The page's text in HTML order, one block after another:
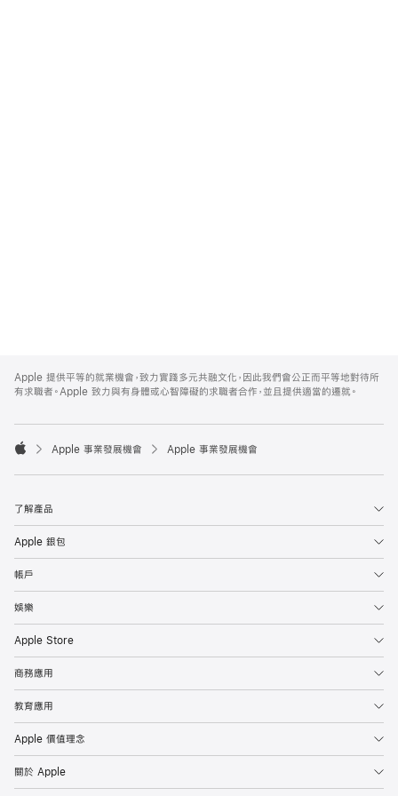
Footer
Apple 提供平等的就業機會，致力實踐多元共融文化，因此我們會公正而平等地對待所
有求職者。Apple 致力與有身體或心智障礙的求職者合作，並且提供適當的遷就。

Apple 事業發展機會 Apple 事業發展機會
了解產品
Apple 銀包
帳戶
娛樂
Apple Store
商務應用
教育應用
Apple 價值理念
關於 Apple